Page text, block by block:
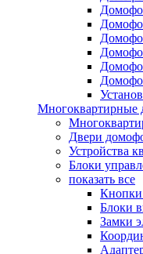
Многоквартирные
Двери
Устройства
Блоки
показать все
Кнопки
Блоки
Замки